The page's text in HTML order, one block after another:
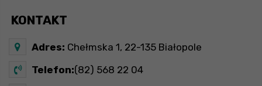
KONTAKT
Adres: Chełmska 1, 22-135 Białopole
Telefon:(82) 568 22 04